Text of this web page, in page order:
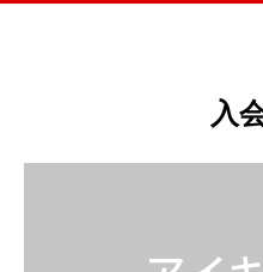
入